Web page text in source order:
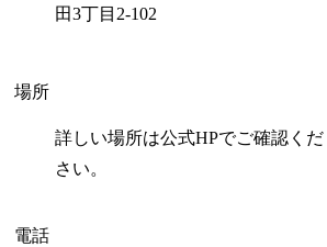
場所
田3丁目2-102
詳しい場所は公式HPでご確認くだ
さい。
電話